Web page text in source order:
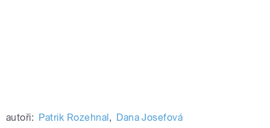
autoři: Patrik Rozehnal , Dana Josefová